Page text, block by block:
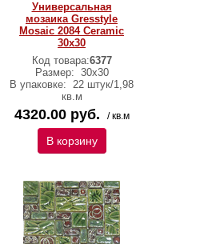
Универсальная
мозаика Gresstyle
Mosaic 2084 Ceramic
30х30
Код товара:6377
Размер: 30х30
В упаковке: 22 штук/1,98
кв.м
4320.00 руб. / кв.м
В корзину